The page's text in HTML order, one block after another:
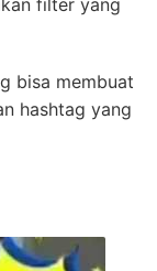
filter yang
bisa membuat
hashtag yang